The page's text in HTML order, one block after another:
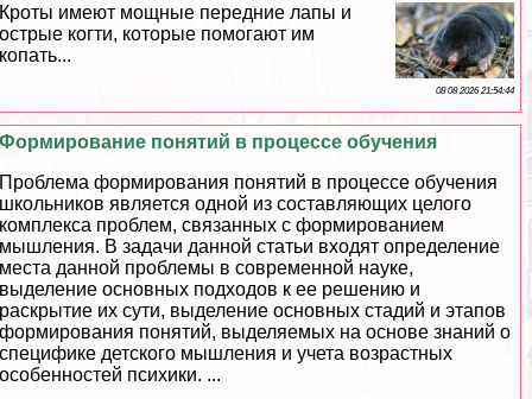
Кроты имеют мощные передние лапы и
острые когти, которые помогают им
копать...
08 08 2026 21:54:44
Формирование понятий в процессе обучения
Проблема формирования понятий в процессе обучения
школьников является одной из составляющих целого
комплекса проблем, связанных с формированием
мышления. В задачи данной статьи входят определение
места данной проблемы в современной науке,
выделение основных подходов к ее решению и
раскрытие их сути, выделение основных стадий и этапов
формирования понятий, выделяемых на основе знаний о
специфике детского мышления и учета возрастных
особенностей психики. ...